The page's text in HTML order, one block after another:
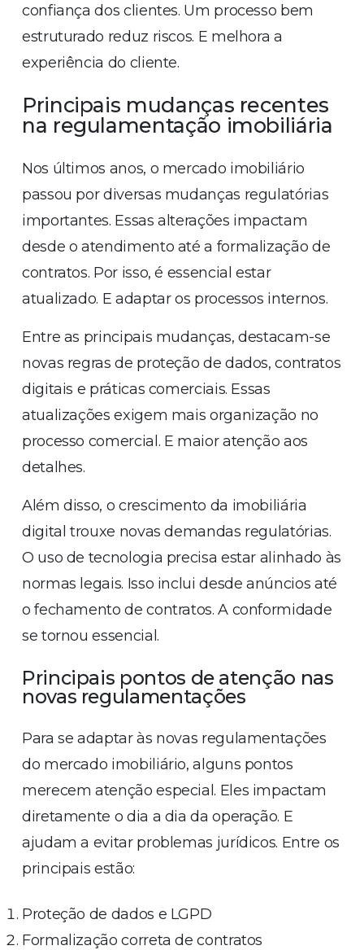
confiança dos clientes. Um processo bem
estruturado reduz riscos. E melhora a
experiência do cliente.
Principais mudanças recentes
na regulamentação imobiliária
Nos últimos anos, o mercado imobiliário
passou por diversas mudanças regulatórias
importantes. Essas alterações impactam
desde o atendimento até a formalização de
contratos. Por isso, é essencial estar
atualizado. E adaptar os processos internos.
Entre as principais mudanças, destacam-se
novas regras de proteção de dados, contratos
digitais e práticas comerciais. Essas
atualizações exigem mais organização no
processo comercial. E maior atenção aos
detalhes.
Além disso, o crescimento da imobiliária
digital trouxe novas demandas regulatórias.
O uso de tecnologia precisa estar alinhado às
normas legais. Isso inclui desde anúncios até
o fechamento de contratos. A conformidade
se tornou essencial.
Principais pontos de atenção nas
novas regulamentações
Para se adaptar às novas regulamentações
do mercado imobiliário, alguns pontos
merecem atenção especial. Eles impactam
diretamente o dia a dia da operação. E
ajudam a evitar problemas jurídicos. Entre os
principais estão:
Proteção de dados e LGPD
Formalização correta de contratos